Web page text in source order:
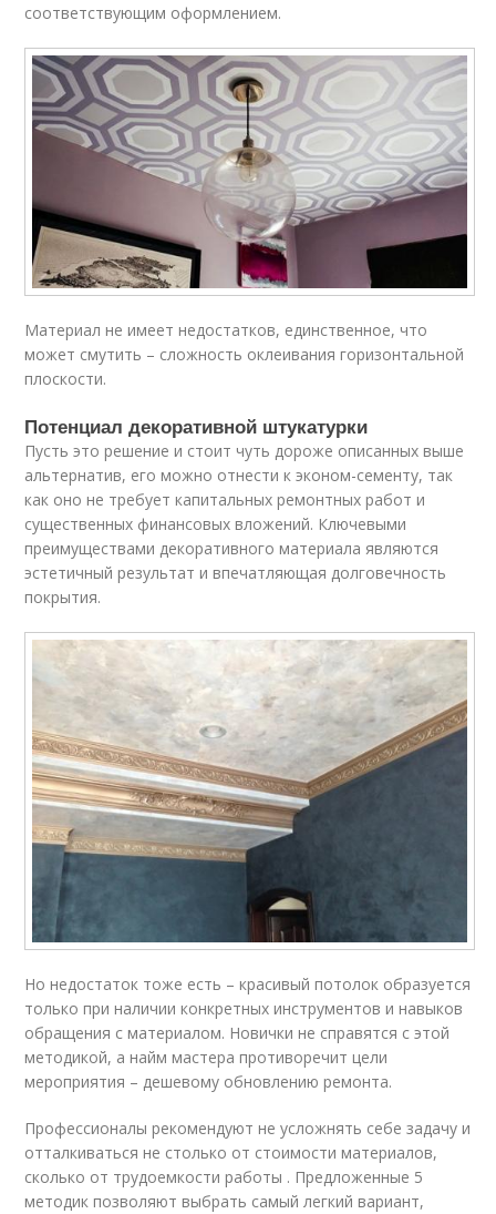
соответствующим оформлением.
Материал не имеет недостатков, единственное, что
может смутить – сложность оклеивания горизонтальной
плоскости.
Потенциал декоративной штукатурки
Пусть это решение и стоит чуть дороже описанных выше
альтернатив, его можно отнести к эконом-сементу, так
как оно не требует капитальных ремонтных работ и
существенных финансовых вложений. Ключевыми
преимуществами декоративного материала являются
эстетичный результат и впечатляющая долговечность
покрытия.
Но недостаток тоже есть – красивый потолок образуется
только при наличии конкретных инструментов и навыков
обращения с материалом. Новички не справятся с этой
методикой, а найм мастера противоречит цели
мероприятия – дешевому обновлению ремонта.
Профессионалы рекомендуют не усложнять себе задачу и
отталкиваться не столько от стоимости материалов,
сколько от трудоемкости работы . Предложенные 5
методик позволяют выбрать самый легкий вариант,